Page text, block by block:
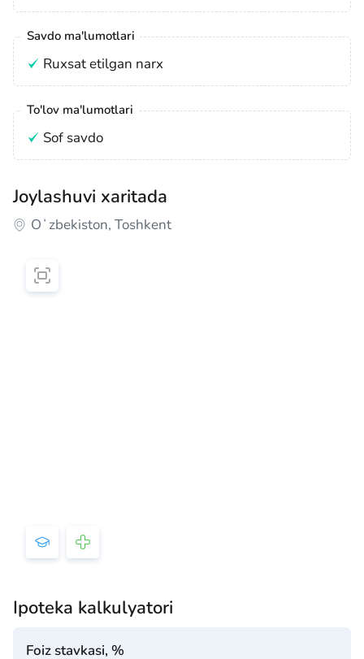
Savdo ma'lumotlari
Ruxsat etilgan narx
To'lov ma'lumotlari
Sof savdo
Joylashuvi xaritada
Oʻzbekiston, Toshkent
Ipoteka kalkulyatori
Foiz stavkasi, %